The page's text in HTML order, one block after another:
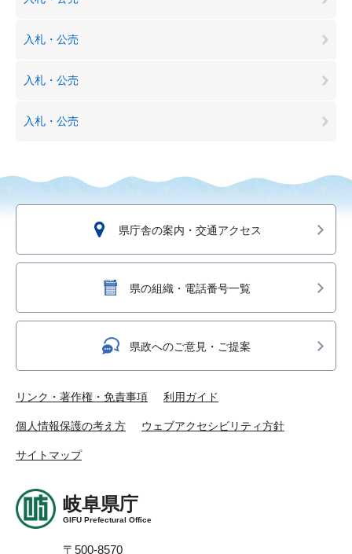
入札・公売
入札・公売
入札・公売
県庁舎の案内・交通アクセス
県の組織・電話番号一覧
県政へのご意見・ご提案
リンク・著作権・免責事項 利用ガイド
個人情報保護の考え方 ウェブアクセシビリティ方針
サイトマップ
岐阜県庁
GIFU Prefectural Office
〒500-8570